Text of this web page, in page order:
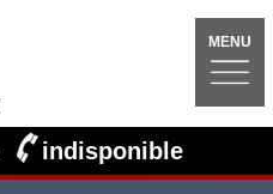
MENU
indisponible